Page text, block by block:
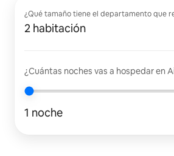
¿Qué tamaño tiene el departamento que
2 habitación
¿Cuántas noches vas a hospedar en
1 noche